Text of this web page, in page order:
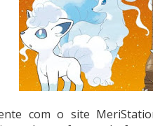
com o site